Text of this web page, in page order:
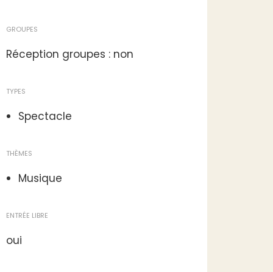
GROUPES
Réception groupes : non
TYPES
Spectacle
THÈMES
Musique
ENTRÉE LIBRE
oui